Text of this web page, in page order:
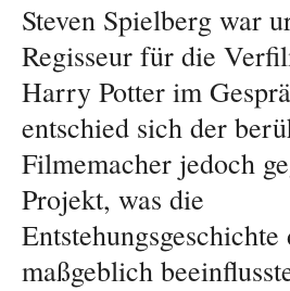
Steven Spielberg war
Regisseur für die
Harry Potter im
entschied sich der
Filmemacher jedoch
Projekt, was die
Entstehungsgeschichte
maßgeblich